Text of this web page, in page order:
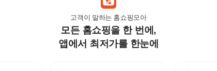
고객이 말하는 홈쇼핑모아
모든 홈쇼핑을 한 번에,
앱에서 최저가를 한눈에
아다바트화이트 남성 골프반팔티 A8M-MTS151 2
종택1 카라티
47,000원